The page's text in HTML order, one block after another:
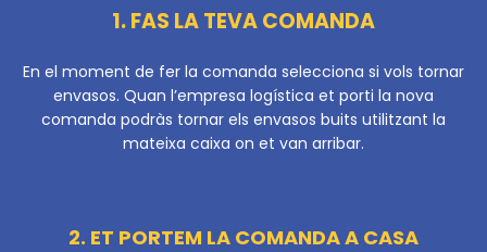
1. FAS LA TEVA COMANDA
En el moment de fer la comanda selecciona si vols tornar
envasos. Quan l’empresa logística et porti la nova
comanda podràs tornar els envasos buits utilitzant la
mateixa caixa on et van arribar.
2. ET PORTEM LA COMANDA A CASA